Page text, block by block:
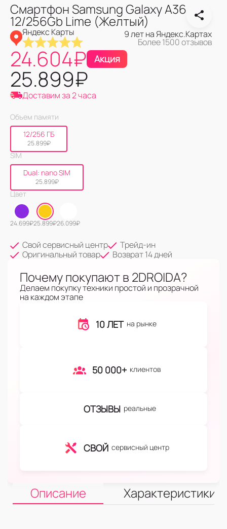
Смартфон Samsung Galaxy A36
12/256Gb Lime (Желтый)
Яндекс Карты 9 лет на Яндекс.Картах
Более 1500 отзывов
24.604₽ Акция
25.899₽
Доставим за 2 часа
Объем памяти
12/256 ГБ
25.899₽
SIM
Dual: nano SIM
25.899₽
Цвет
24.699₽25.899₽26.099₽
Свой сервисный центр
Трейд-ин
Оригинальный товар
Возврат 14 дней
Почему покупают в 2DROIDA?
Делаем покупку техники простой и прозрачной
на каждом этапе
10 ЛЕТ на рынке
50 000+ клиентов
ОТЗЫВЫ реальные
СВОЙ сервисный центр
Описание Характеристики